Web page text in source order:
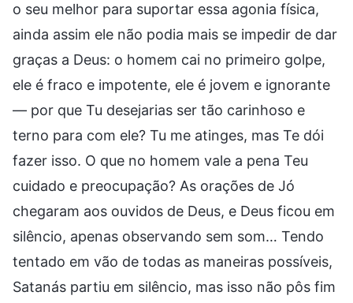
o seu melhor para suportar essa agonia física,
ainda assim ele não podia mais se impedir de dar
graças a Deus: o homem cai no primeiro golpe,
ele é fraco e impotente, ele é jovem e ignorante
— por que Tu desejarias ser tão carinhoso e
terno para com ele? Tu me atinges, mas Te dói
fazer isso. O que no homem vale a pena Teu
cuidado e preocupação? As orações de Jó
chegaram aos ouvidos de Deus, e Deus ficou em
silêncio, apenas observando sem som… Tendo
tentado em vão de todas as maneiras possíveis,
Satanás partiu em silêncio, mas isso não pôs fim